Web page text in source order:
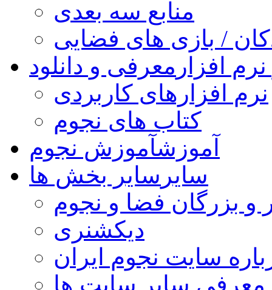
منابع سه بعدی
/ بازی های فضایی
افزار معرفی و دانلود
نرم افزارهای کاربردی
کتاب های نجوم
آموزشآموزش نجوم
سایر سایر بخش ها
و بزرگان فضا و نجوم
دیکشنری
سایت نجوم ایران
معرفی سایر سایت ها